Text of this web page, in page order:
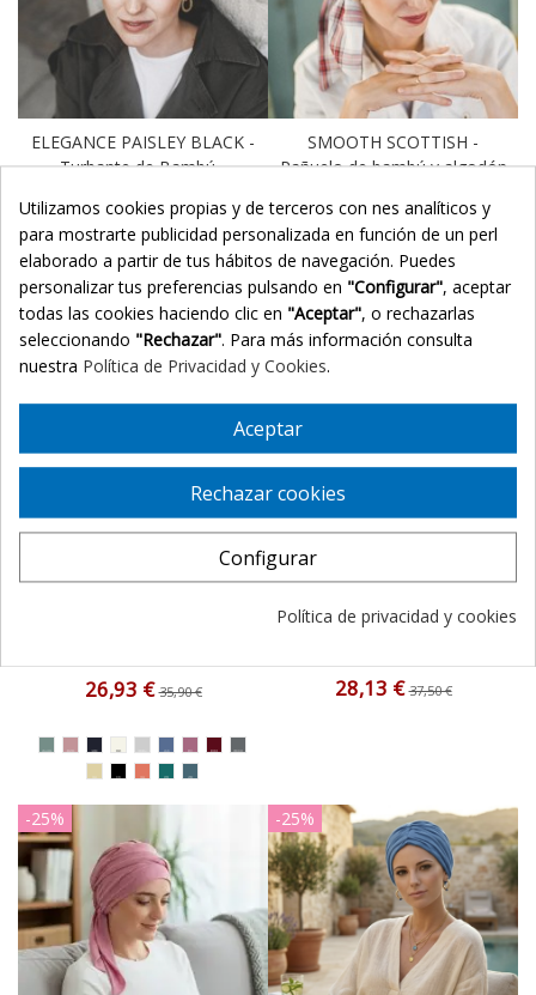
ELEGANCE PAISLEY BLACK -
Turbante de Bambú -
(2 reviews)
25,94 € 39,90 €
SMOOTH SCOTTISH -
Pañuelo de bambú y algodón
25,94 € 39,90 €
-25%
MAR BAMBU - Turbante -
26,93 €35,90 €
-25%
TURBANTE CONFORT
LEOPARD - algodón -
Carebell Headwear
28,13 €37,50 €
-25% -25%
Utilizamos cookies propias y de terceros con fines analíticos y
para mostrarte publicidad personalizada en función de un perfil
elaborado a partir de tus hábitos de navegación. Puedes
personalizar tus preferencias pulsando en "Configurar", aceptar
todas las cookies haciendo clic en "Aceptar", o rechazarlas
seleccionando "Rechazar". Para más información consulta
nuestra Política de Privacidad y Cookies.
Aceptar
Rechazar cookies
Configurar
Política de privacidad y cookies